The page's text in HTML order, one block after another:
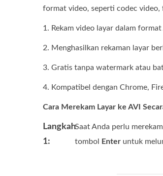
format video, seperti codec video,
1. Rekam video layar dalam
2. Menghasilkan rekaman layar
3. Gratis tanpa watermark atau
4. Kompatibel dengan Chrome,
Cara Merekam Layar ke AVI
Langkah
1:
Saat Anda perlu
tombol
Enter untuk